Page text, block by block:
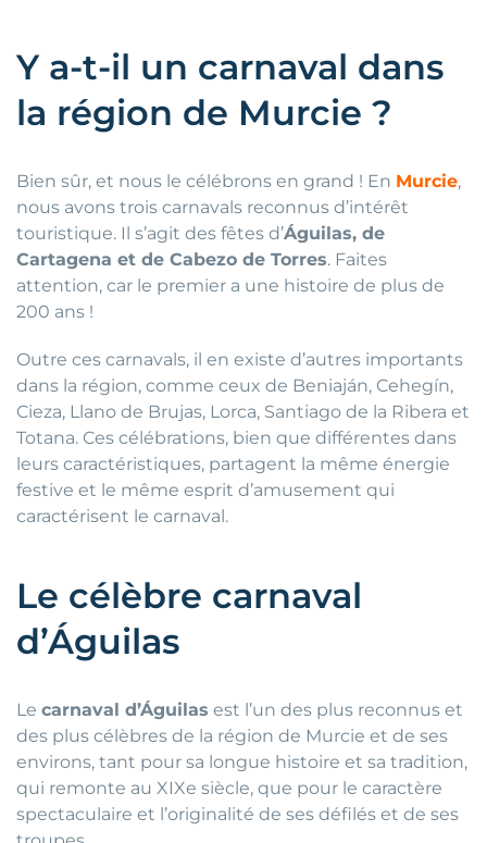
Y a-t-il un carnaval dans
la région de Murcie ?
Bien sûr, et nous le célébrons en grand ! En Murcie,
nous avons trois carnavals reconnus d’intérêt
touristique. Il s’agit des fêtes d’Águilas, de
Cartagena et de Cabezo de Torres. Faites
attention, car le premier a une histoire de plus de
200 ans !
Outre ces carnavals, il en existe d’autres importants
dans la région, comme ceux de Beniaján, Cehegín,
Cieza, Llano de Brujas, Lorca, Santiago de la Ribera et
Totana. Ces célébrations, bien que différentes dans
leurs caractéristiques, partagent la même énergie
festive et le même esprit d’amusement qui
caractérisent le carnaval.
Le célèbre carnaval
d’Águilas
Le carnaval d’Águilas est l’un des plus reconnus et
des plus célèbres de la région de Murcie et de ses
environs, tant pour sa longue histoire et sa tradition,
qui remonte au XIXe siècle, que pour le caractère
spectaculaire et l’originalité de ses défilés et de ses